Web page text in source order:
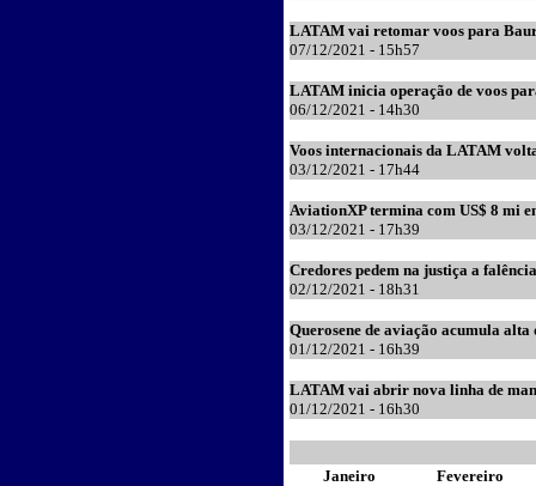
LATAM vai retomar voos para
07/12/2021 - 15h57
LATAM inicia operação de voos
06/12/2021 - 14h30
Voos internacionais da LATAM
03/12/2021 - 17h44
AviationXP termina com US$ 8 mi
03/12/2021 - 17h39
Credores pedem na justiça a
02/12/2021 - 18h31
Querosene de aviação acumula alta
01/12/2021 - 16h39
LATAM vai abrir nova linha de
01/12/2021 - 16h30
Janeiro
Fevereiro